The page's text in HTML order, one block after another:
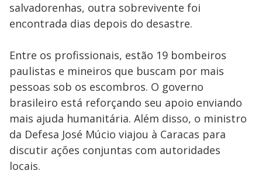
salvadorenhas, outra sobrevivente foi
encontrada dias depois do desastre.
Entre os profissionais, estão 19 bombeiros
paulistas e mineiros que buscam por mais
pessoas sob os escombros. O governo
brasileiro está reforçando seu apoio enviando
mais ajuda humanitária. Além disso, o ministro
da Defesa José Múcio viajou à Caracas para
discutir ações conjuntas com autoridades
locais.